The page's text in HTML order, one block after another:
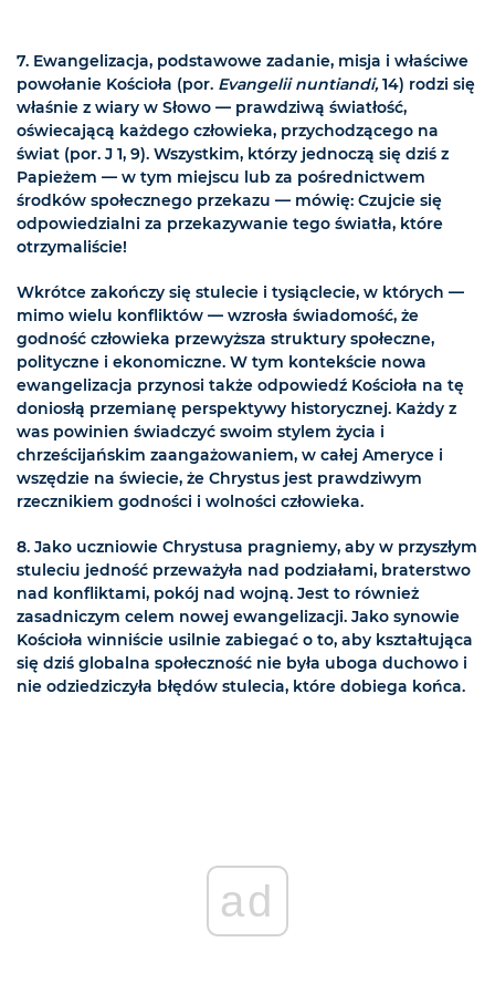
7. Ewangelizacja, podstawowe zadanie, misja i właściwe
powołanie Kościoła (por. Evangelii nuntiandi,14) rodzi się
właśnie z wiary w Słowo — prawdziwą światłość,
oświecającą każdego człowieka, przychodzącego na
świat (por. J 1, 9). Wszystkim, którzy jednoczą się dziś z
Papieżem — w tym miejscu lub za pośrednictwem
środków społecznego przekazu — mówię: Czujcie się
odpowiedzialni za przekazywanie tego światła, które
otrzymaliście!
Wkrótce zakończy się stulecie i tysiąclecie, w których —
mimo wielu konfliktów — wzrosła świadomość, że
godność człowieka przewyższa struktury społeczne,
polityczne i ekonomiczne. W tym kontekście nowa
ewangelizacja przynosi także odpowiedź Kościoła na tę
doniosłą przemianę perspektywy historycznej. Każdy z
was powinien świadczyć swoim stylem życia i
chrześcijańskim zaangażowaniem, w całej Ameryce i
wszędzie na świecie, że Chrystus jest prawdziwym
rzecznikiem godności i wolności człowieka.
8. Jako uczniowie Chrystusa pragniemy, aby w przyszłym
stuleciu jedność przeważyła nad podziałami, braterstwo
nad konfliktami, pokój nad wojną. Jest to również
zasadniczym celem nowej ewangelizacji. Jako synowie
Kościoła winniście usilnie zabiegać o to, aby kształtująca
się dziś globalna społeczność nie była uboga duchowo i
nie odziedziczyła błędów stulecia, które dobiega końca.
ad